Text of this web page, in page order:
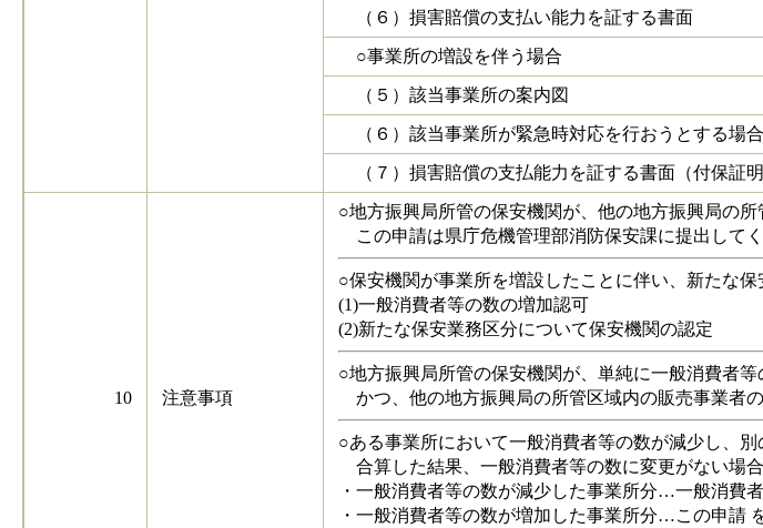
（６）損害賠償の支払い能力を証する書面
○事業所の増設を伴う場合
（５）該当事業所の案内図
（６）該当事業所が緊急時対応を行おうとする場
（７）損害賠償の支払能力を証する書面（付保証明
10 注意事項
○地方振興局所管の保安機関が、他の地方振興局の
この申請は県庁危機管理部消防保安課に提出してく
○保安機関が事業所を増設したことに伴い、新たな
(1)一般消費者等の数の増加認可
(2)新たな保安業務区分について保安機関の認定
○地方振興局所管の保安機関が、単純に一般消費者
かつ、他の地方振興局の所管区域内の販売事業者
○ある事業所において一般消費者等の数が減少し、
合算した結果、一般消費者等の数に変更がない場合
・一般消費者等の数が減少した事業所分…一般消費者
・一般消費者等の数が増加した事業所分…この申請